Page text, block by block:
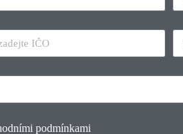
podmínkami